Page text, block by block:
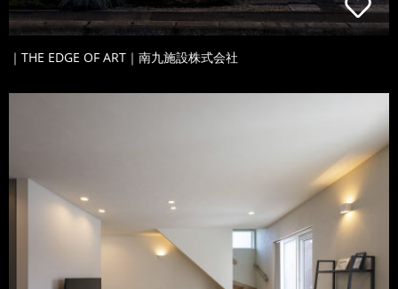
｜THE EDGE OF ART｜南九施設株式会社